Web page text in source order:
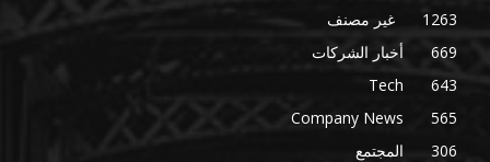
غير مصنف
1263
أخبار الشركات
669
Tech
643
Company News
565
المجتمع
306